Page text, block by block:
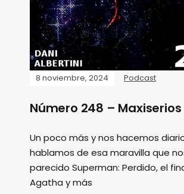
8 noviembre, 2024 Podcast
Número 248 – Maxiserios
Un poco más y nos hacemos
hablamos de esa maravilla que
parecido Superman: Perdido, el
Agatha y más